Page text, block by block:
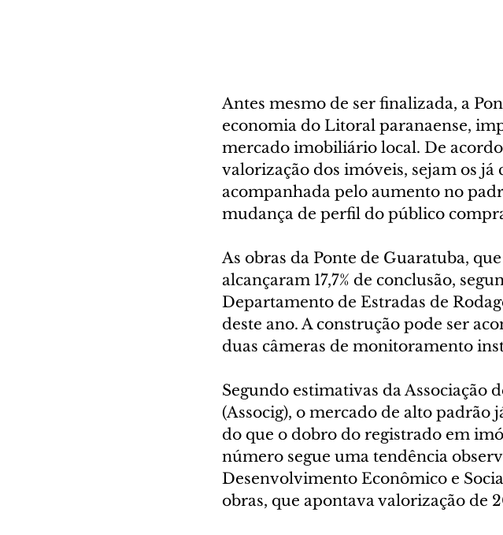
Antes mesmo de ser finalizada, a
economia do Litoral paranaense,
mercado imobiliário local. De
valorização dos imóveis, sejam os já
acompanhada pelo aumento no
mudança de perfil do público
As obras da Ponte de Guaratuba,
alcançaram 17,7% de conclusão,
Departamento de Estradas de
deste ano. A construção pode ser
duas câmeras de monitoramento
Segundo estimativas da Associação
(Associg), o mercado de alto padrão
do que o dobro do registrado em
número segue uma tendência
Desenvolvimento Econômico e
obras, que apontava valorização de